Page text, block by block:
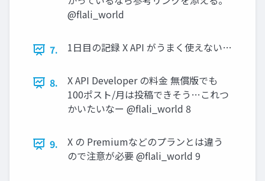
@flali_world
7. 1日目の記録 X API がうまく使えない…
8.
X API Developer の料金 無償版でも
100ポスト/月は投稿できそう…これつ
かいたいなー @flali_world 8
9.
X の Premiumなどのプランとは違う
ので注意が必要 @flali_world 9